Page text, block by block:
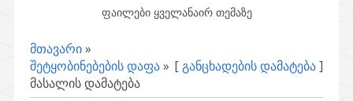
ფაილები ყველანაირ თემაზე
მთავარი»
შეტყობინებების დაფა»
მასალის დამატება
[განცხადების დამატება]